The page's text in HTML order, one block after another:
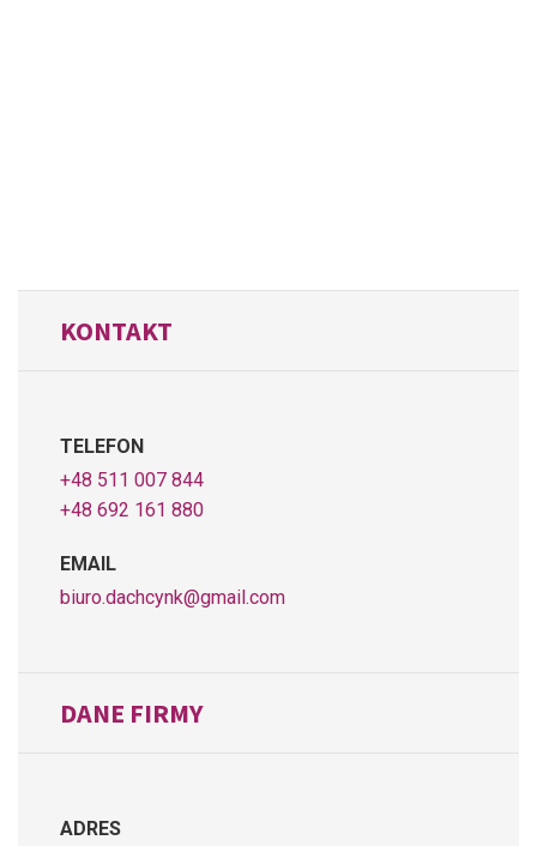
KONTAKT
TELEFON
+48 511 007 844
+48 692 161 880
EMAIL
biuro.dachcynk@gmail.com
DANE FIRMY
ADRES